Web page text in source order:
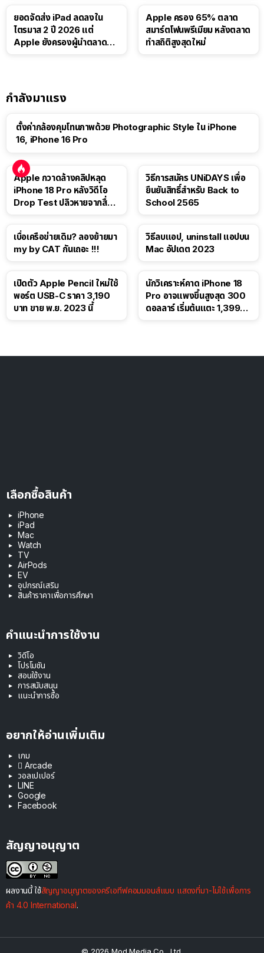
ยอดจัดส่ง iPad ลดลงใน
ไตรมาส 2 ปี 2026 แต่
Apple ยังครองผู้นำตลาด
Apple ครอง 65% ตลาด
สมาร์ตโฟนพรีเมียม หลังตลาด
ทำสถิติสูงสุดใหม่
กำลังมาแรง
ตั้งค่ากล้องคุมโทนภาพด้วย Photographic Style ใน iPhone
16, iPhone 16 Pro
Apple กวาดล้างคลิปหลุด
iPhone 18 Pro หลังวิดีโอ
Drop Test ปลิวหายจากสื่อ
วิธีการสมัคร UNiDAYS เพื่อ
ยืนยันสิทธิ์สำหรับ Back to
School 2565
เบื่อเครือข่ายเดิม? ลองย้ายมา
my by CAT กันเถอะ !!!
วิธีลบแอป, uninstall แอปบน
Mac อัปเดต 2023
เปิดตัว Apple Pencil ใหม่ใช้
พอร์ต USB-C ราคา 3,190
บาท ขาย พ.ย. 2023 นี้
นักวิเคราะห์คาด iPhone 18
Pro อาจแพงขึ้นสูงสุด 300
ดอลลาร์ เริ่มต้นแตะ 1,399
เลือกซื้อสินค้า
iPhone
iPad
Mac
Watch
TV
AirPods
EV
อุปกรณ์เสริม
สินค้าราคาเพื่อการศึกษา
คำแนะนำการใช้งาน
วิดีโอ
โปรโมชัน
สอนใช้งาน
การสนับสนุน
แนะนำการซื้อ
อยากให้อ่านเพิ่มเติม
เกม
 Arcade
วอลเปเปอร์
LINE
Google
Facebook
สัญญาอนุญาต
ผลงานนี้ ใช้สัญญาอนุญาตของครีเอทีฟคอมมอนส์แบบ แสดงที่มา-ไม่ใช้เพื่อการ
ค้า 4.0 International.